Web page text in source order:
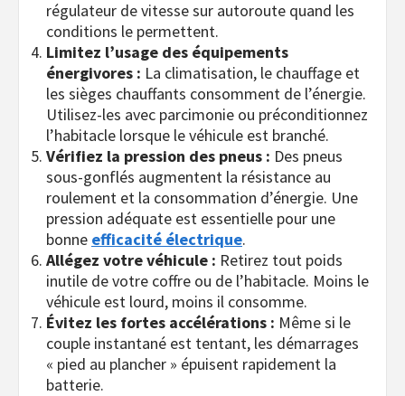
régulateur de vitesse sur autoroute quand les
conditions le permettent.
Limitez l’usage des équipements
énergivores : La climatisation, le chauffage et
les sièges chauffants consomment de l’énergie.
Utilisez-les avec parcimonie ou préconditionnez
l’habitacle lorsque le véhicule est branché.
Vérifiez la pression des pneus : Des pneus
sous-gonflés augmentent la résistance au
roulement et la consommation d’énergie. Une
pression adéquate est essentielle pour une
bonne efficacité électrique.
Allégez votre véhicule : Retirez tout poids
inutile de votre coffre ou de l’habitacle. Moins le
véhicule est lourd, moins il consomme.
Évitez les fortes accélérations : Même si le
couple instantané est tentant, les démarrages
« pied au plancher » épuisent rapidement la
batterie.